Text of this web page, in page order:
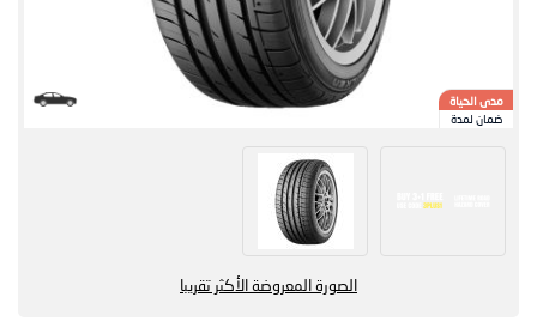
مدى الحياة
ضمان لمدة
الصورة المعروضة الأكثر تقريبا